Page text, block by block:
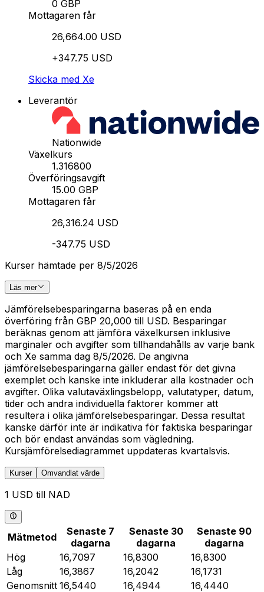
0 GBP
Mottagaren får
26,664.00 USD
+347.75 USD
Skicka med Xe
Leverantör
Nationwide
Växelkurs
1.316800
Överföringsavgift
15.00 GBP
Mottagaren får
26,316.24 USD
-347.75 USD
Kurser hämtade per 8/5/2026
Läs mer
Jämförelsebesparingarna baseras på en enda
överföring från GBP 20,000 till USD. Besparingar
beräknas genom att jämföra växelkursen inklusive
marginaler och avgifter som tillhandahålls av varje bank
och Xe samma dag 8/5/2026. De angivna
jämförelsebesparingarna gäller endast för det givna
exemplet och kanske inte inkluderar alla kostnader och
avgifter. Olika valutaväxlingsbelopp, valutatyper, datum,
tider och andra individuella faktorer kommer att
resultera i olika jämförelsebesparingar. Dessa resultat
kanske därför inte är indikativa för faktiska besparingar
och bör endast användas som vägledning.
Kursjämförelsediagrammet uppdateras kvartalsvis.
Kurser Omvandlat värde
1 USD till NAD
Mätmetod
Senaste 7
dagarna
Senaste 30
dagarna
Senaste 90
dagarna
Hög
16,7097 16,8300
16,8300
Låg
16,3867 16,2042
16,1731
Genomsnitt 16,5440 16,4944
16,4440